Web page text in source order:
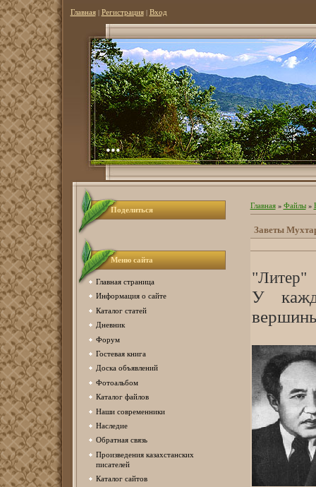
Главная| Регистрация| Вход
...
Поделиться
Меню сайта
Главная страница
Информация о сайте
Каталог статей
Дневник
Форум
Гостевая книга
Доска объявлений
Фотоальбом
Каталог файлов
Наши современники
Наследие
Обратная связь
Произведения казахстанских
писателей
Каталог сайтов
Главная» Файлы»
Заветы
"Литер"
У